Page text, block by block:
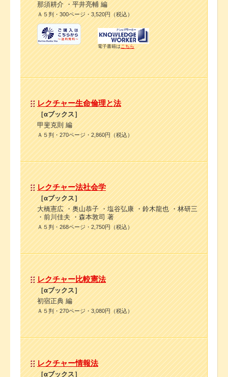
那須耕介 ・平井亮輔 編
Ａ５判・300ページ・3,520円（税込）
電子書籍はこちら
レクチャー生命倫理と法
［αブックス］
甲斐克則 編
Ａ５判・270ページ・2,860円（税込）
レクチャー法社会学
［αブックス］
大橋憲広 ・奥山恭子 ・塩谷弘康 ・鈴木龍也 ・林研三
・前川佳夫 ・森本敦司 著
Ａ５判・268ページ・2,750円（税込）
レクチャー比較憲法
［αブックス］
初宿正典 編
Ａ５判・270ページ・3,080円（税込）
レクチャー情報法
［αブックス］